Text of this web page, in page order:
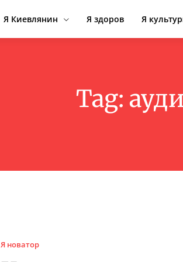
Я Киевлянин Я здоров Я
Tag:
Я новатор